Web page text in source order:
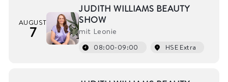
AUGUST
7
JUDITH WILLIAMS BEAUTY
SHOW
mit Leonie
08:00-09:00 HSE Extra